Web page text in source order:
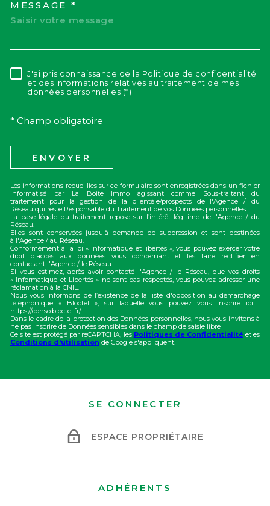
MESSAGE *
RÈGLEMENTATION
J'ai pris connaissance de la Politique de confidentialité
et des informations relatives au traitement de mes
données personnelles (*)
* Champ obligatoire
ENVOYER
Les informations recueillies sur ce formulaire sont enregistrées dans un fichier
informatisé par La Boite Immo agissant comme Sous-traitant du
traitement pour la gestion de la clientèle/prospects de l'Agence / du
Réseau qui reste Responsable du Traitement de vos Données personnelles.
La base légale du traitement repose sur l’intérêt légitime de l'Agence / du
Réseau.
Elles sont conservées jusqu'à demande de suppression et sont destinées
à l'Agence / au Réseau.
Conformément à la loi « informatique et libertés », vous pouvez exercer votre
droit d'accès aux données vous concernant et les faire rectifier en
contactant l'Agence / le Réseau.
Si vous estimez, après avoir contacté l'Agence / le Réseau, que vos droits
« Informatique et Libertés » ne sont pas respectés, vous pouvez adresser une
réclamation à la CNIL.
Nous vous informons de l’existence de la liste d'opposition au démarchage
téléphonique « Bloctel », sur laquelle vous pouvez vous inscrire ici :
https://conso.bloctel.fr/
Dans le cadre de la protection des Données personnelles, nous vous invitons à
ne pas inscrire de Données sensibles dans le champ de saisie libre
Ce site est protégé par reCAPTCHA, les Politiques de Confidentialité et es
Conditions d'utilisation de Google s'appliquent.
SE CONNECTER
ESPACE PROPRIÉTAIRE
ADHÉRENTS